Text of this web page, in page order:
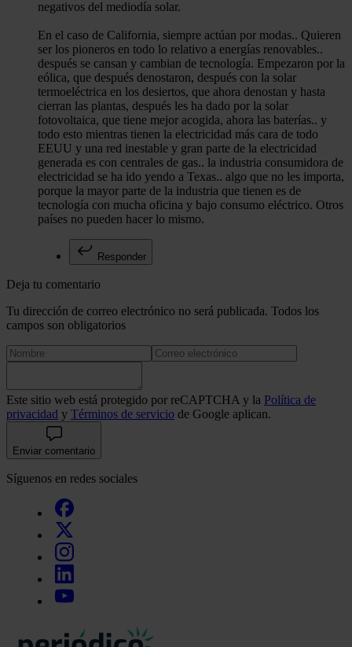
negativos del mediodía solar.
En el caso de California, siempre actúan por modas.. Quieren
ser los pioneros en todo lo relativo a energías renovables..
después se cansan y cambian de tecnología. Empezaron por la
eólica, que después denostaron, después con la solar
termoeléctrica en los desiertos, que ahora denostan y hasta
cierran las plantas, después les ha dado por la solar
fotovoltaica, que tiene mejor acogida, ahora las baterías.. y
todo esto mientras tienen la electricidad más cara de todo
EEUU y una red inestable y gran parte de la electricidad
generada es con centrales de gas.. la industria consumidora de
electricidad se ha ido yendo a Texas.. algo que no les importa,
porque la mayor parte de la industria que tienen es de
tecnología con mucha oficina y bajo consumo eléctrico. Otros
países no pueden hacer lo mismo.
Responder
Deja tu comentario
Tu dirección de correo electrónico no será publicada. Todos los
campos son obligatorios
Este sitio web está protegido por reCAPTCHA y la Política de
privacidad y Términos de servicio de Google aplican.
Enviar comentario
Síguenos en redes sociales